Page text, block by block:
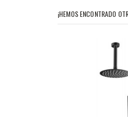
¡HEMOS ENCONTRADO